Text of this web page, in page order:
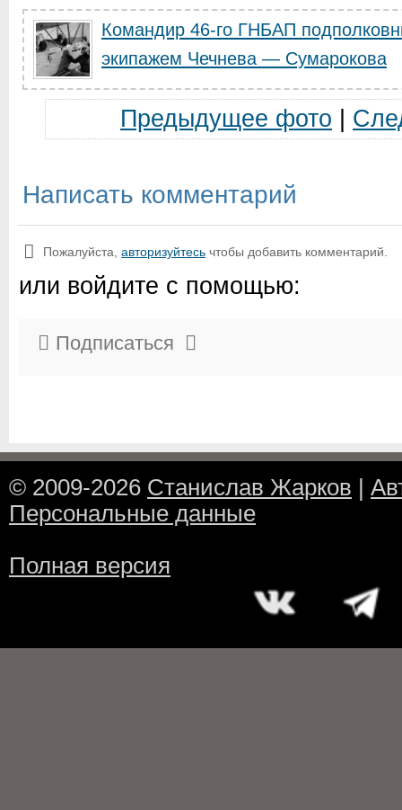
Командир 46-го ГНБАП
экипажем Чечнева — Сумарокова
Предыдущее фото
Написать комментарий
Пожалуйста, авторизуйтесь чтобы добавить комментарий.
или войдите с помощью:
Подписаться
© 2009-2026 Станислав Жарков
Персональные данные
Полная версия